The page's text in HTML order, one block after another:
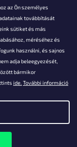
az Ön személyes
továbbítását
sütiket és más
méréséhez és
használni, és sajnos
adja beleegyezését,
bármikor
ide. További információ